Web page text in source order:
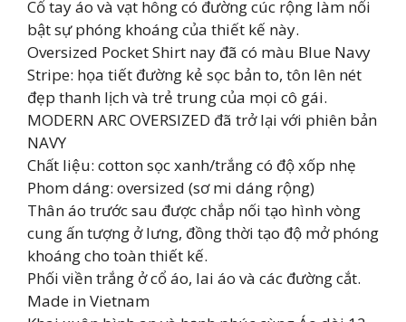
Cổ tay áo và vạt hông có đường cúc rộng làm nổi
bật sự phóng khoáng của thiết kế này.
Oversized Pocket Shirt nay đã có màu Blue Navy
Stripe: họa tiết đường kẻ sọc bản to, tôn lên nét
đẹp thanh lịch và trẻ trung của mọi cô gái.
MODERN ARC OVERSIZED đã trở lại với phiên bản
NAVY
Chất liệu: cotton sọc xanh/trắng có độ xốp nhẹ
Phom dáng: oversized (sơ mi dáng rộng)
Thân áo trước sau được chắp nối tạo hình vòng
cung ấn tượng ở lưng, đồng thời tạo độ mở phóng
khoáng cho toàn thiết kế.
Phối viền trắng ở cổ áo, lai áo và các đường cắt.
Made in Vietnam